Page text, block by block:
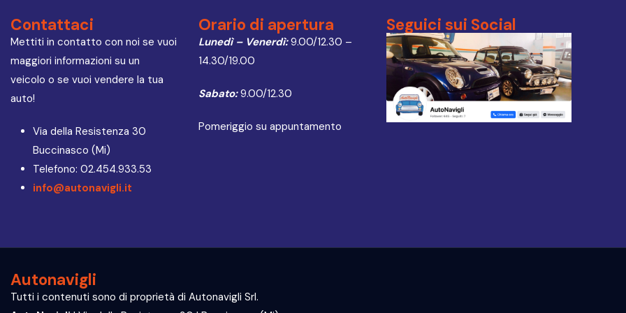
Contattaci
Mettiti in contatto con noi se vuoi
maggiori informazioni su un
veicolo o se vuoi vendere la tua
auto!
Via della Resistenza 30
Buccinasco (Mi)
Telefono: 02.454.933.53
info@autonavigli.it
Orario di apertura
Lunedì – Venerdì:9.00/12.30 –
14.30/19.00
Sabato:9.00/12.30
Pomeriggio su appuntamento
Seguici sui Social
Autonavigli
Tutti i contenuti sono di proprietà di Autonavigli Srl.